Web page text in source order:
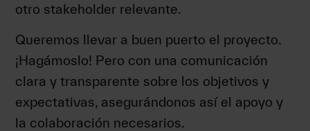
otro stakeholder relevante.
Queremos llevar a buen puerto el proyecto.
¡Hagámoslo! Pero con una comunicación
clara y transparente sobre los objetivos y
expectativas, asegurándonos así el apoyo y
la colaboración necesarios.